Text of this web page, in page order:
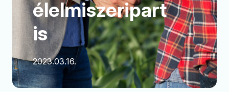
élelmiszeripart
is
2023.03.16.